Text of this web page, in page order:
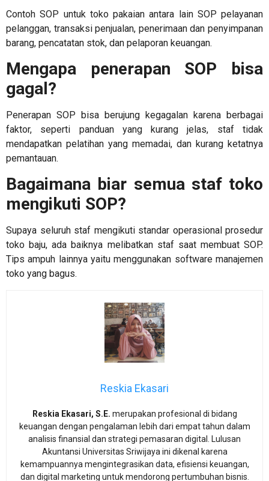
Contoh SOP untuk toko pakaian antara lain SOP pelayanan
pelanggan, transaksi penjualan, penerimaan dan penyimpanan
barang, pencatatan stok, dan pelaporan keuangan.
Mengapa penerapan SOP bisa
gagal?
Penerapan SOP bisa berujung kegagalan karena berbagai
faktor, seperti panduan yang kurang jelas, staf tidak
mendapatkan pelatihan yang memadai, dan kurang ketatnya
pemantauan.
Bagaimana biar semua staf toko
mengikuti SOP?
Supaya seluruh staf mengikuti standar operasional prosedur
toko baju, ada baiknya melibatkan staf saat membuat SOP.
Tips ampuh lainnya yaitu menggunakan software manajemen
toko yang bagus.
Reskia Ekasari
Reskia Ekasari, S.E. merupakan profesional di bidang
keuangan dengan pengalaman lebih dari empat tahun dalam
analisis finansial dan strategi pemasaran digital. Lulusan
Akuntansi Universitas Sriwijaya ini dikenal karena
kemampuannya mengintegrasikan data, efisiensi keuangan,
dan digital marketing untuk mendorong pertumbuhan bisnis.